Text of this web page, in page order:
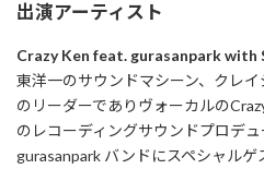
出演アーティスト
Crazy Ken feat. gurasanpark with
東洋一のサウンドマシーン、クレイ
のリーダーでありヴォーカルの
のレコーディングサウンドプロデ
gurasanpark バンドにスペシャル